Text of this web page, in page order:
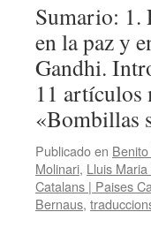
Sumario: 1.
en la paz y
Gandhi.
11 artículos
«Bombillas
Publicado en
Molinari, Lluis
Catalans | Paises
Bernaus,